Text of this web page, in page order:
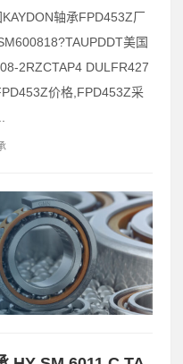
轴承FPD453Z厂
美国
2RZCTAP4 DULFR427
价格,FPD453Z采